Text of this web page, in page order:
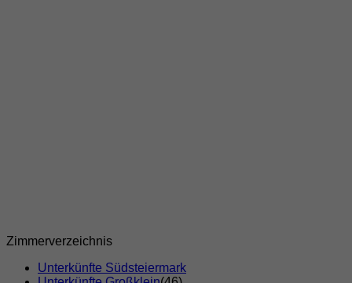
Zimmerverzeichnis
Unterkünfte Südsteiermark